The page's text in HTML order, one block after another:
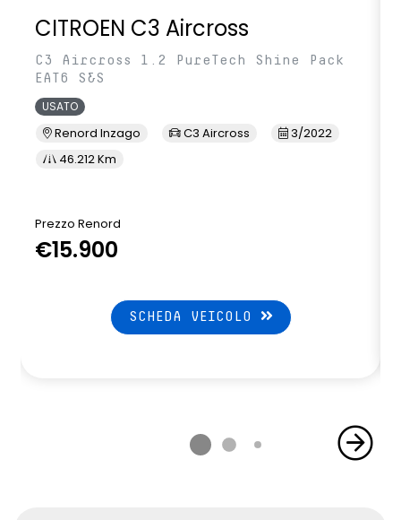
CITROEN C3 Aircross
C3 Aircross 1.2 PureTech Shine Pack
EAT6 S&S
USATO
Renord Inzago C3 Aircross
3/2022
46.212 Km
Prezzo Renord
€15.900
SCHEDA VEICOLO